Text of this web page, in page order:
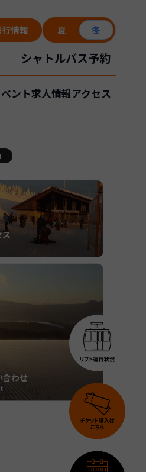
情報 夏 冬
シャトルバス予約
ント求人情報アクセス
ス
合わせ